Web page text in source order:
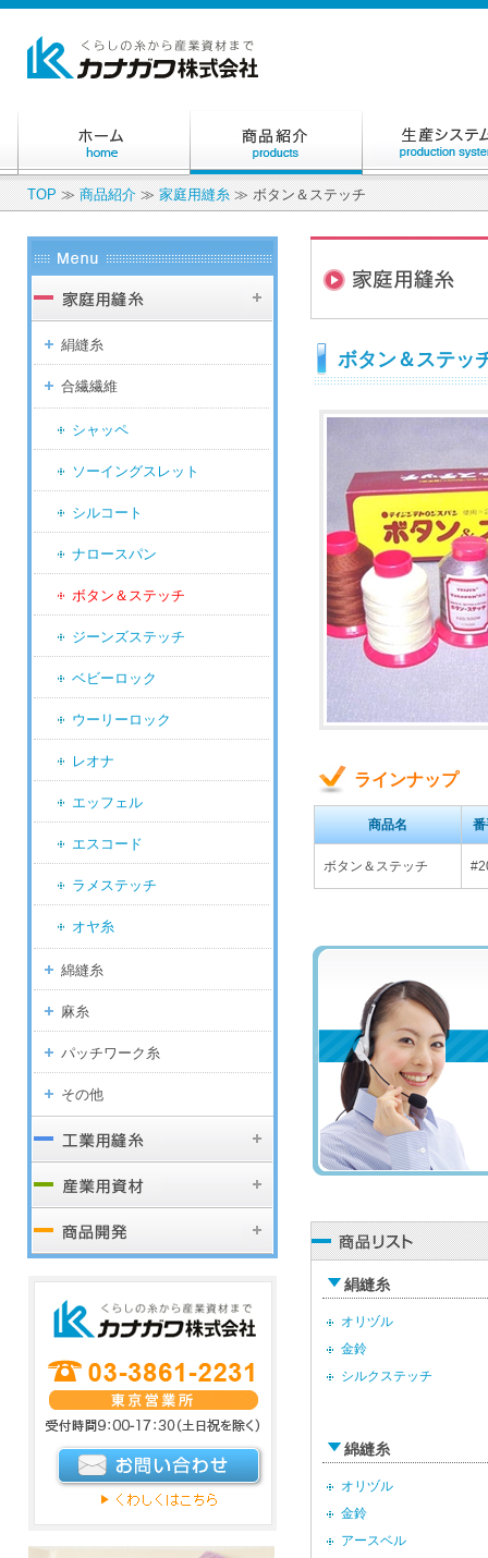
TOP≫商品紹介≫家庭用縫糸≫ ボタン＆ステッチ
ボタン＆ステッ
ラインナップ
商品名
ボタン＆ステッチ
絹縫糸
オリヅル
金鈴
シルクステッチ
綿縫糸
オリヅル
金鈴
アースベル
絹縫糸
合繊繊維
シャッペ
ソーイングスレット
シルコート
ナロースパン
ボタン＆ステッチ
ジーンズステッチ
ベビーロック
ウーリーロック
レオナ
エッフェル
エスコード
ラメステッチ
オヤ糸
綿縫糸
麻糸
パッチワーク糸
その他